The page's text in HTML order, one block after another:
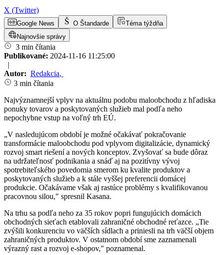
X (Twitter)
Google News O Štandarde
Téma týždňa
Najnovšie správy
3 min čítania
Publikované: 2024-11-16 11:25:00
|
Autor: Redakcia,
3 min čítania
Najvýznamnejší vplyv na aktuálnu podobu maloobchodu z hľadiska
ponuky tovarov a poskytovaných služieb mal podľa neho
nepochybne vstup na voľný trh EÚ.
„V nasledujúcom období je možné očakávať pokračovanie
transformácie maloobchodu pod vplyvom digitalizácie, dynamický
rozvoj smart riešení a nových konceptov. Zvyšovať sa bude dôraz
na udržateľnosť podnikania a snáď aj na pozitívny vývoj
spotrebiteľského povedomia smerom ku kvalite produktov a
poskytovaných služieb a k stále vyššej preferencii domácej
produkcie. Očakávame však aj rastúce problémy s kvalifikovanou
pracovnou silou," spresnil Kasana.
Na trhu sa podľa neho za 35 rokov popri fungujúcich domácich
obchodných sieťach etablovali zahraničné obchodné reťazce. „Tie
zvýšili konkurenciu vo väčších sídlach a priniesli na trh väčší objem
zahraničných produktov. V ostatnom období sme zaznamenali
výrazný rast a rozvoj e-shopov," poznamenal.